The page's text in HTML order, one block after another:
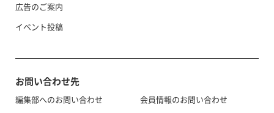
広告のご案内
イベント投稿
お問い合わせ先
編集部へのお問い合わせ
会員情報のお問い合わせ